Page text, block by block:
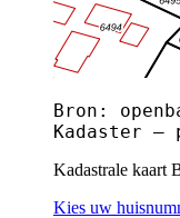
Bron:
Kadaster —
Kadastrale kaart
Kies uw